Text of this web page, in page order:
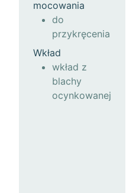
mocowania
do
przykręcenia
Wkład
wkład z
blachy
ocynkowanej